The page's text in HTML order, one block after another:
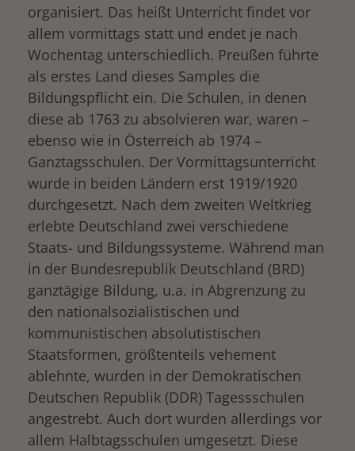
organisiert. Das heißt Unterricht findet vor
allem vormittags statt und endet je nach
Wochentag unterschiedlich. Preußen führte
als erstes Land dieses Samples die
Bildungspflicht ein. Die Schulen, in denen
diese ab 1763 zu absolvieren war, waren –
ebenso wie in Österreich ab 1974 –
Ganztagsschulen. Der Vormittagsunterricht
wurde in beiden Ländern erst 1919/1920
durchgesetzt. Nach dem zweiten Weltkrieg
erlebte Deutschland zwei verschiedene
Staats- und Bildungssysteme. Während man
in der Bundesrepublik Deutschland (BRD)
ganztägige Bildung, u.a. in Abgrenzung zu
den nationalsozialistischen und
kommunistischen absolutistischen
Staatsformen, größtenteils vehement
ablehnte, wurden in der Demokratischen
Deutschen Republik (DDR) Tagessschulen
angestrebt. Auch dort wurden allerdings vor
allem Halbtagsschulen umgesetzt. Diese